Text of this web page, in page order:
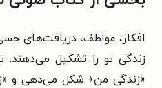
افکار، عواطف‌، دریافت‌های‌
زندگی‌ تو را تشکیل‌ می‌دهند.
«زندگی‌ من‌» شکل‌ می‌دهی‌ و